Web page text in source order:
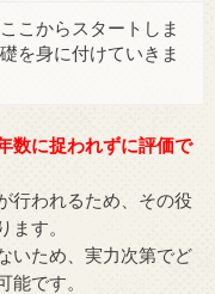
こからスタートしま
を身に付けていきま
数に捉われずに評価で
行われるため、その役
す。
いため、実力次第でど
です。